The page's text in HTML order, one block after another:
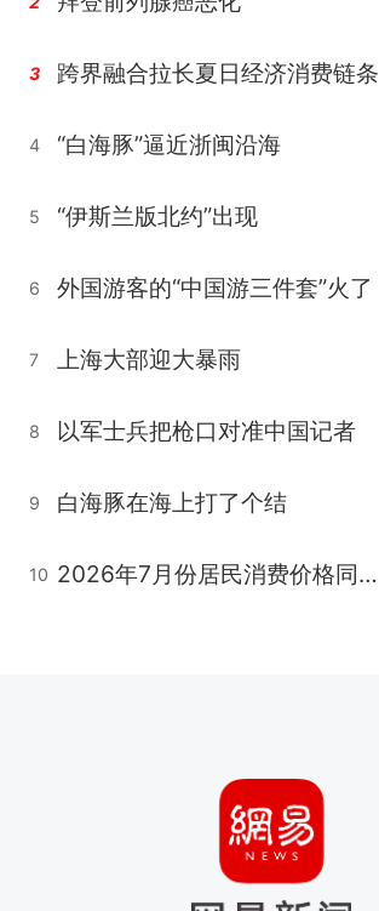
3 跨界融合拉长夏日经济消费链条
4 “白海豚”逼近浙闽沿海
5 “伊斯兰版北约”出现
6 外国游客的“中国游三件套”火了
7 上海大部迎大暴雨
8 以军士兵把枪口对准中国记者
9 白海豚在海上打了个结
10 2026年7月份居民消费价格同比上涨0.5%